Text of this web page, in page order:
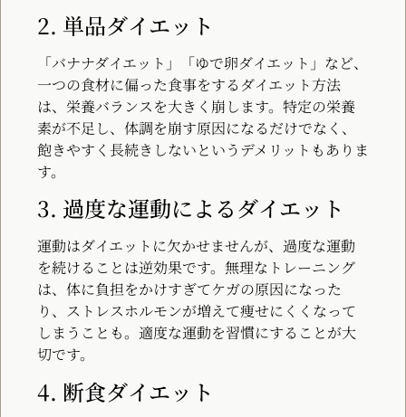
2. 単品ダイエット
「バナナダイエット」「ゆで卵ダイエット」など、
一つの食材に偏った食事をするダイエット方法
は、栄養バランスを大きく崩します。特定の栄養
素が不足し、体調を崩す原因になるだけでなく、
飽きやすく長続きしないというデメリットもありま
す。
3. 過度な運動によるダイエット
運動はダイエットに欠かせませんが、過度な運動
を続けることは逆効果です。無理なトレーニング
は、体に負担をかけすぎてケガの原因になった
り、ストレスホルモンが増えて痩せにくくなって
しまうことも。適度な運動を習慣にすることが大
切です。
4. 断食ダイエット